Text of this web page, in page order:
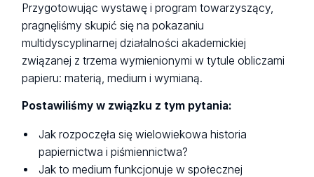
Przygotowując wystawę i program towarzyszący,
pragnęliśmy skupić się na pokazaniu
multidyscyplinarnej działalności akademickiej
związanej z trzema wymienionymi w tytule obliczami
papieru: materią, medium i wymianą.
Postawiliśmy w związku z tym pytania:
Jak rozpoczęła się wielowiekowa historia
papiernictwa i piśmiennictwa?
Jak to medium funkcjonuje w społecznej